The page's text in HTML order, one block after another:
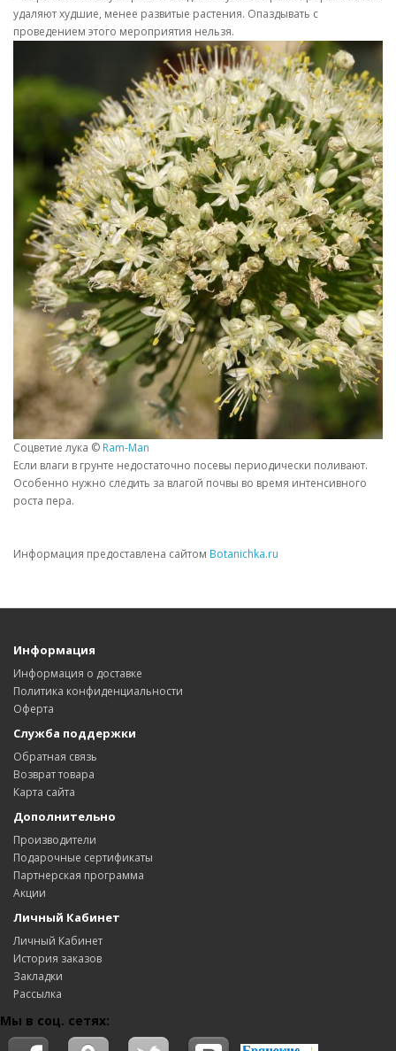
удаляют худшие, менее развитые растения. Опаздывать с
проведением этого мероприятия нельзя.
Соцветие лука © Ram-Man
Если влаги в грунте недостаточно посевы периодически поливают.
Особенно нужно следить за влагой почвы во время интенсивного
роста пера.
Информация предоставлена сайтом Botanichka.ru
Информация
Информация о доставке
Политика конфиденциальности
Оферта
Служба поддержки
Обратная связь
Возврат товара
Карта сайта
Дополнительно
Производители
Подарочные сертификаты
Партнерская программа
Акции
Личный Кабинет
Личный Кабинет
История заказов
Закладки
Рассылка
Мы в соц. сетях: